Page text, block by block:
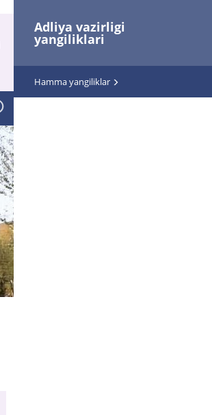
Adliya vazirligi
yangiliklari
Hamma yangiliklar